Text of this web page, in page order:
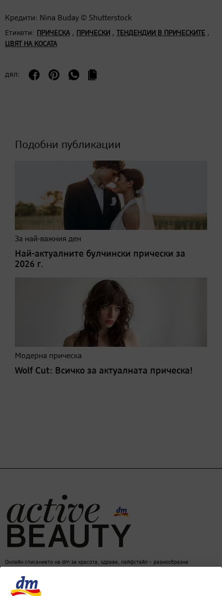
Кредити: Nina Buday © Shutterstock
Етикети: ПРИЧЕСКА, ПРИЧЕСКИ , ТЕНДЕНДИИ В ПРИЧЕСКИТЕ ,
ЦВЯТ НА КОСАТА
дял:
Подобни публикации
За най-важния ден
Най-актуалните булчински прически за
2026 г.
Модерна прическа
Wolf Cut: Всичко за актуалната прическа!
Онлайн списанието на dm за красота, здраве, лайфстайл – разнообразна